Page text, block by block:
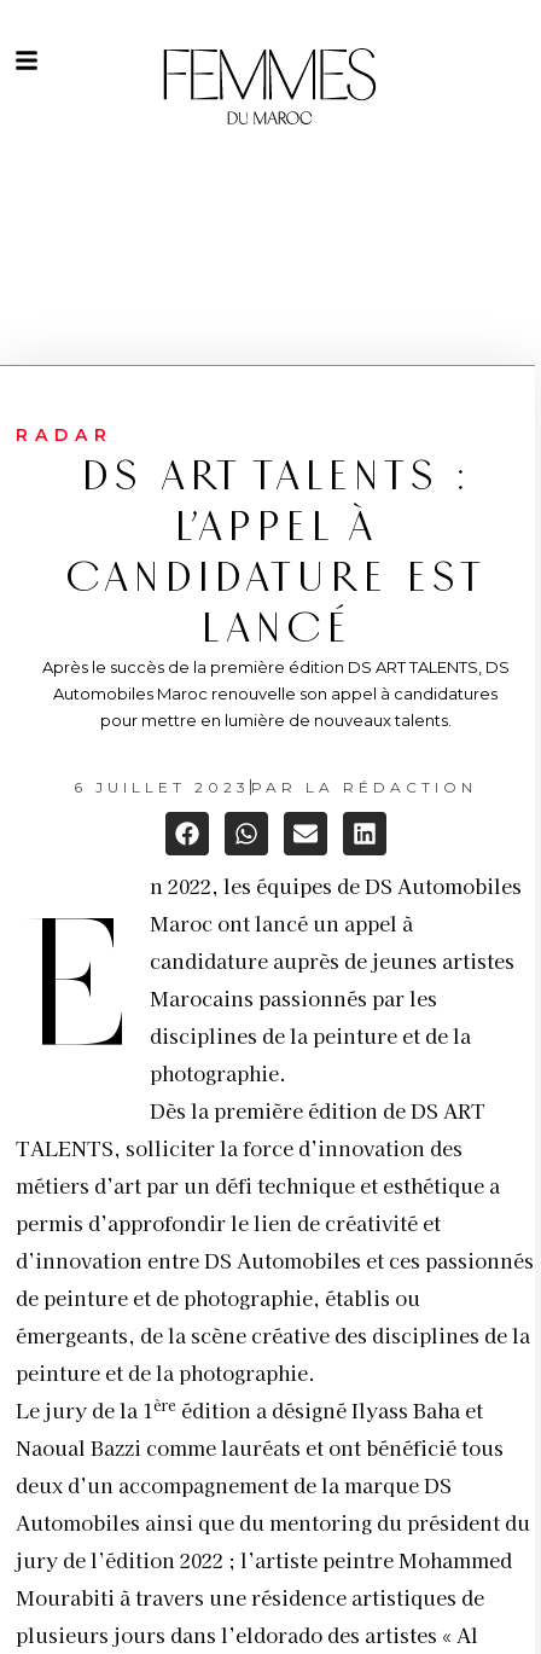
RADAR
DS ART TALENTS :
L’APPEL À
CANDIDATURE EST
LANCÉ
Après le succès de la première édition DS ART TALENTS, DS
Automobiles Maroc renouvelle son appel à candidatures
pour mettre en lumière de nouveaux talents.
6 JUILLET 2023 PAR LA RÉDACTION
E
n 2022, les équipes de DS Automobiles
Maroc ont lancé un appel à
candidature auprès de jeunes artistes
Marocains passionnés par les
disciplines de la peinture et de la
photographie.
Dès la première édition de DS ART
TALENTS, solliciter la force d’innovation des
métiers d’art par un défi technique et esthétique a
permis d’approfondir le lien de créativité et
d’innovation entre DS Automobiles et ces passionnés
de peinture et de photographie, établis ou
émergeants, de la scène créative des disciplines de la
peinture et de la photographie.
Le jury de la 1ère édition a désigné Ilyass Baha et
Naoual Bazzi comme lauréats et ont bénéficié tous
deux d’un accompagnement de la marque DS
Automobiles ainsi que du mentoring du président du
jury de l’édition 2022 ; l’artiste peintre Mohammed
Mourabiti à travers une résidence artistiques de
plusieurs jours dans l’eldorado des artistes « Al